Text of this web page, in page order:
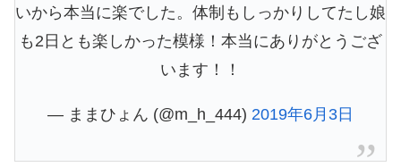
いから本当に楽でした。体制もしっかりしてたし娘
も2日とも楽しかった模様！本当にありがとうござ
います！！
— ままひょん (@m_h_444) 2019年6月3日